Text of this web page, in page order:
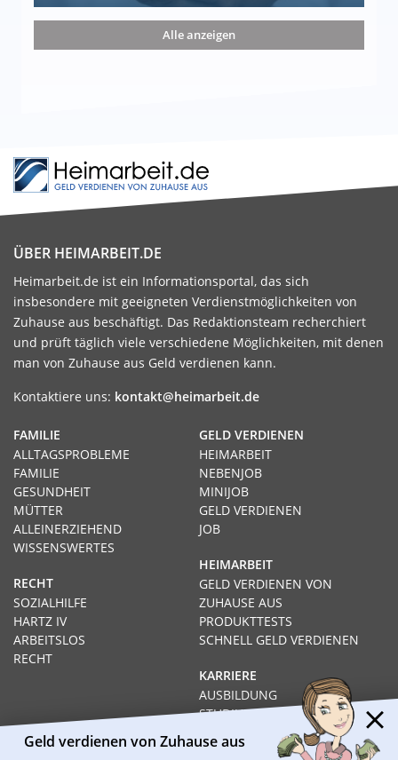
die 15 besten Möglichkeiten
Alle anzeigen
ÜBER HEIMARBEIT.DE
Heimarbeit.de ist ein Informationsportal, das sich
insbesondere mit geeigneten Verdienstmöglichkeiten von
Zuhause aus beschäftigt. Das Redaktionsteam recherchiert
und prüft täglich viele verschiedene Möglichkeiten, mit denen
man von Zuhause aus Geld verdienen kann.
Kontaktiere uns: kontakt@heimarbeit.de
GELD VERDIENEN
HEIMARBEIT
NEBENJOB
MINIJOB
GELD VERDIENEN
JOB
HEIMARBEIT
GELD VERDIENEN VON
ZUHAUSE AUS
PRODUKTTESTS
SCHNELL GELD VERDIENEN
KARRIERE
AUSBILDUNG
STUDIUM
GEHÄLTER
FAMILIE
ALLTAGSPROBLEME
FAMILIE
GESUNDHEIT
MÜTTER
ALLEINERZIEHEND
WISSENSWERTES
RECHT
SOZIALHILFE
HARTZ IV
ARBEITSLOS
RECHT
Geld verdienen von Zuhause aus